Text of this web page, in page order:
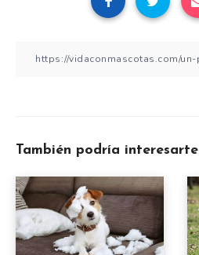
También podría interesarte